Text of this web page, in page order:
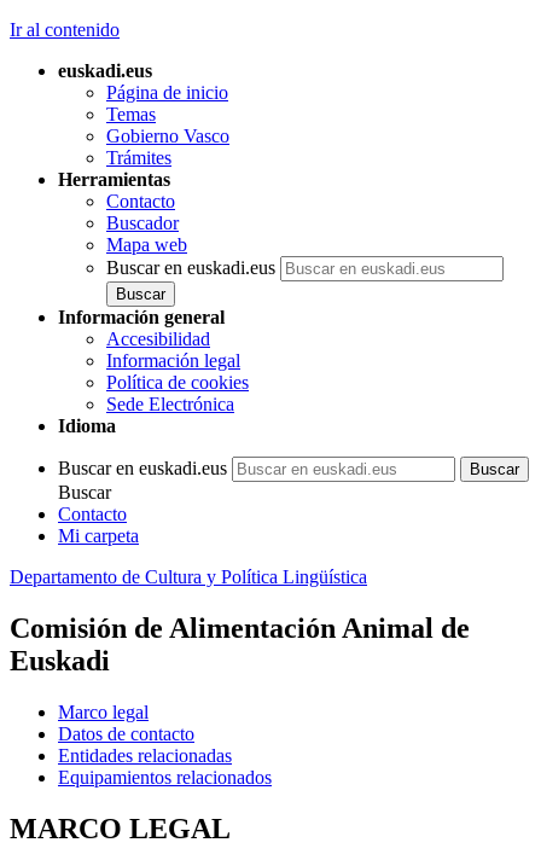
Ir al contenido
euskadi.eus
Página de inicio
Temas
Gobierno Vasco
Trámites
Herramientas
Contacto
Buscador
Mapa web
Buscar en euskadi.eus
Información general
Accesibilidad
Información legal
Política de cookies
Sede Electrónica
Idioma
Buscar en euskadi.eus
Buscar
Contacto
Mi carpeta
Departamento de Cultura y Política Lingüística
Comisión de Alimentación Animal de
Euskadi
Marco legal
Datos de contacto
Entidades relacionadas
Equipamientos relacionados
MARCO LEGAL